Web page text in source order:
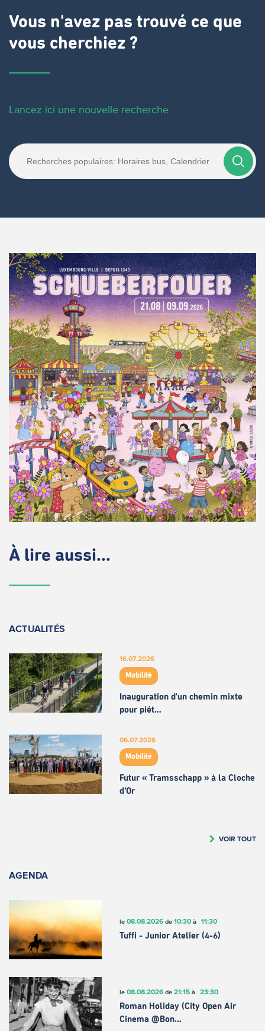
Vous n'avez pas trouvé ce que
vous cherchiez ?
Lancez ici une nouvelle recherche
À lire aussi...
ACTUALITÉS
16.07.2026
Mobilité
Inauguration d'un chemin mixte
pour piét…
06.07.2026
Mobilité
Futur « Tramsschapp » à la Cloche
d’Or
VOIR TOUT
AGENDA
le 08.08.2026de 10:30à 11:30
Tuffi - Junior Atelier (4-6)
le 08.08.2026de 21:15à 23:30
Roman Holiday (City Open Air
Cinema @Bon…